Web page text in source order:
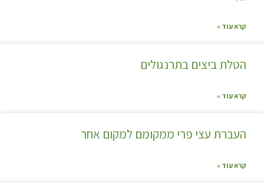
קרא עוד »
הטלת ביצים בתרנגולים
קרא עוד »
העברת עצי פרי ממקומם למקום אחר
קרא עוד »